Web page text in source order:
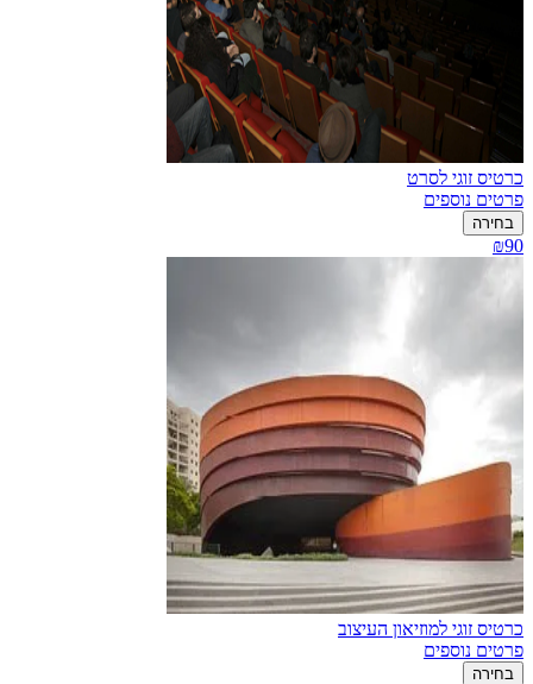
כרטיס זוגי לסרט
פרטים נוספים
בחירה
₪90
כרטיס זוגי למוזיאון העיצוב
פרטים נוספים
בחירה